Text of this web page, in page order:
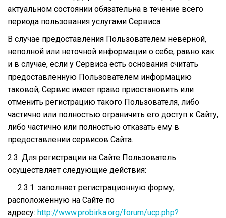
актуальном состоянии обязательна в течение всего
периода пользования услугами Сервиса.
В случае предоставления Пользователем неверной,
неполной или неточной информации о себе, равно как
и в случае, если у Сервиса есть основания считать
предоставленную Пользователем информацию
таковой, Сервис имеет право приостановить или
отменить регистрацию такого Пользователя, либо
частично или полностью ограничить его доступ к Сайту,
либо частично или полностью отказать ему в
предоставлении сервисов Сайта.
2.3. Для регистрации на Сайте Пользователь
осуществляет следующие действия:
2.3.1. заполняет регистрационную форму,
расположенную на Сайте по
адресу: http://www.probirka.org/forum/ucp.php?